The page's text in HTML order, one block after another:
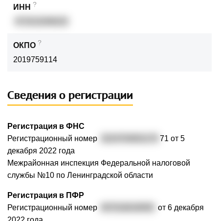
ИНН ?
ОКПО ?
2019759114
Сведения о регистрации
Регистрация в ФНС
Регистрационный номер
71 от 5
декабря 2022 года
Межрайонная инспекция Федеральной налоговой
службы №10 по Ленинградской области
Регистрация в ПФР
Регистрационный номер
от 6 декабря